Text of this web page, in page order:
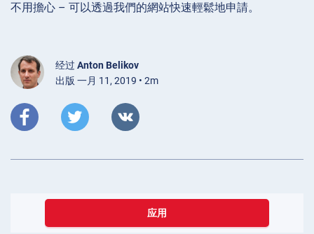
不用擔心 – 可以透過我們的網站快速輕鬆地申請。
经过 Anton Belikov
出版 一月 11, 2019 • 2m
应用